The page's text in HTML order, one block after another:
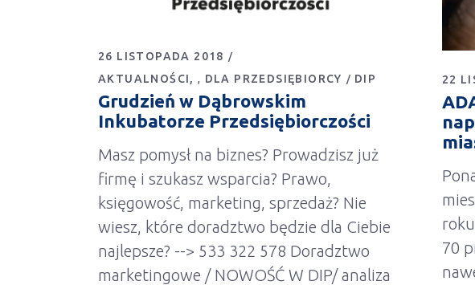
26 LISTOPADA 2018
AKTUALNOŚCI
DLA PRZEDSIĘBIORCY DIP
Grudzień w Dąbrowskim
Inkubatorze Przedsiębiorczości
Masz pomysł na biznes? Prowadzisz już
firmę i szukasz wsparcia? Prawo,
księgowość, marketing, sprzedaż? Nie
wiesz, które doradztwo będzie dla Ciebie
najlepsze? --> 533 322 578 Doradztwo
marketingowe / NOWOŚĆ W DIP/ analiza
22
70